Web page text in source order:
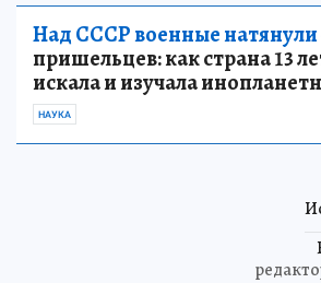
Над СССР военные натянули
пришельцев: как страна 13
искала и изучала
НАУКА